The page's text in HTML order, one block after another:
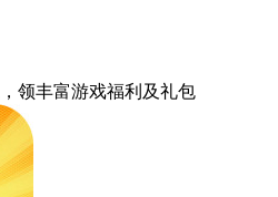
，领丰富游戏福利 及礼包